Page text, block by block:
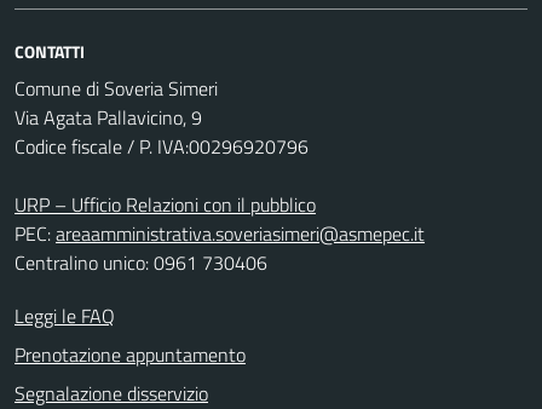
CONTATTI
Comune di Soveria Simeri
Via Agata Pallavicino, 9
Codice fiscale / P. IVA:00296920796
URP – Ufficio Relazioni con il pubblico
PEC:areaamministrativa.soveriasimeri@asmepec.it
Centralino unico: 0961 730406
Leggi le FAQ
Prenotazione appuntamento
Segnalazione disservizio